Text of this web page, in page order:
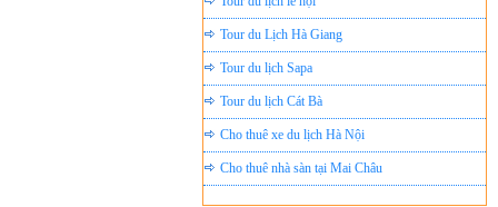
Tour du Lịch Hà Giang
Tour du lịch Sapa
Tour du lịch Cát Bà
Cho thuê xe du lịch Hà Nội
Cho thuê nhà sàn tại Mai Châu
Cho thuê nhà sàn tại Thung Nai